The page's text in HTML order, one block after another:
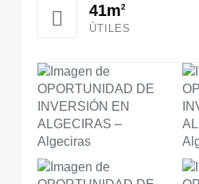
41m2
ÚTILES